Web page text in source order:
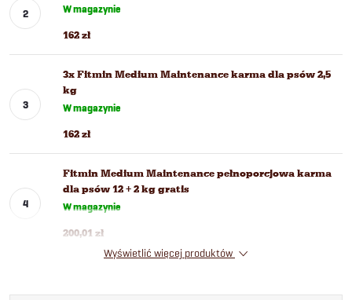
W magazynie
162 zł
3x Fitmin Medium Maintenance karma dla psów 2,5
kg
W magazynie
162 zł
Fitmin Medium Maintenance pełnoporcjowa karma
dla psów 12 + 2 kg gratis
W magazynie
200,01 zł
Wyświetlić więcej produktów